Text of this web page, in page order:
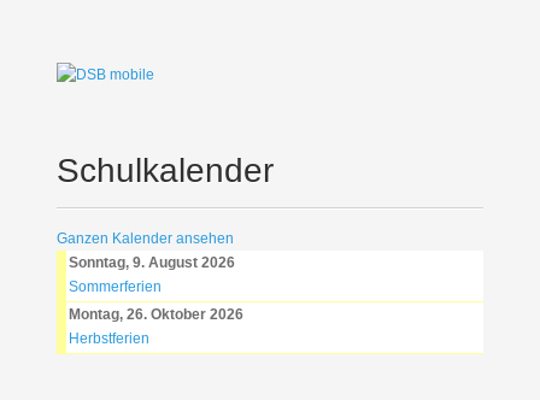
Schulkalender
Ganzen Kalender ansehen
Sonntag, 9. August 2026
Sommerferien
Montag, 26. Oktober 2026
Herbstferien